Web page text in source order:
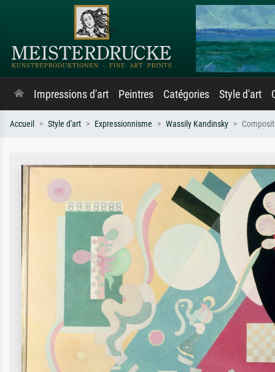
Impressions d'art Peintres Catégories Style d'art
Accueil Style d'art Expressionnisme Wassily Kandinsky